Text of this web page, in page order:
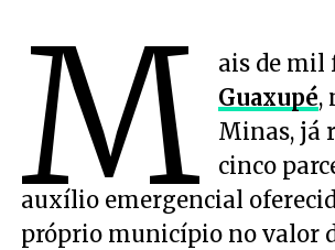
M
ais de mil
Guaxupé,
Minas, já
cinco
auxílio emergencial
próprio município no valor